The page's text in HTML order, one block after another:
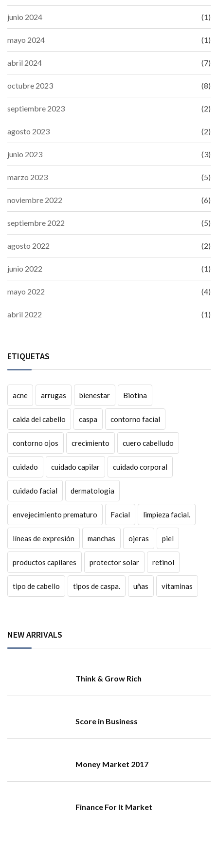
junio 2024 (1)
mayo 2024 (1)
abril 2024 (7)
octubre 2023 (8)
septiembre 2023 (2)
agosto 2023 (2)
junio 2023 (3)
marzo 2023 (5)
noviembre 2022 (6)
septiembre 2022 (5)
agosto 2022 (2)
junio 2022 (1)
mayo 2022 (4)
abril 2022 (1)
ETIQUETAS
acne arrugas bienestar Biotina
caida del cabello caspa contorno facial
contorno ojos crecimiento cuero cabelludo
cuidado cuidado capilar cuidado corporal
cuidado facial dermatologia
envejecimiento prematuro Facial limpieza facial.
líneas de expresión manchas ojeras piel
productos capilares protector solar retinol
tipo de cabello tipos de caspa. uñas vitaminas
NEW ARRIVALS
Think & Grow Rich
Score in Business
Money Market 2017
Finance For It Market